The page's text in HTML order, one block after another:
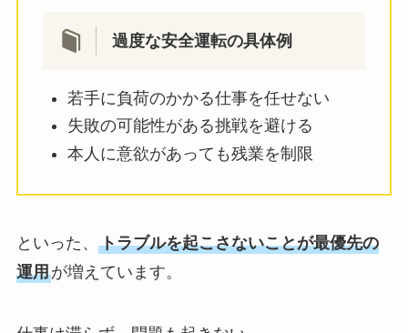
過度な安全運転の具体例
若手に負荷のかかる仕事を任せない
失敗の可能性がある挑戦を避ける
本人に意欲があっても残業を制限
といった、 トラブルを起こさないことが最優先の
運用が増えています。